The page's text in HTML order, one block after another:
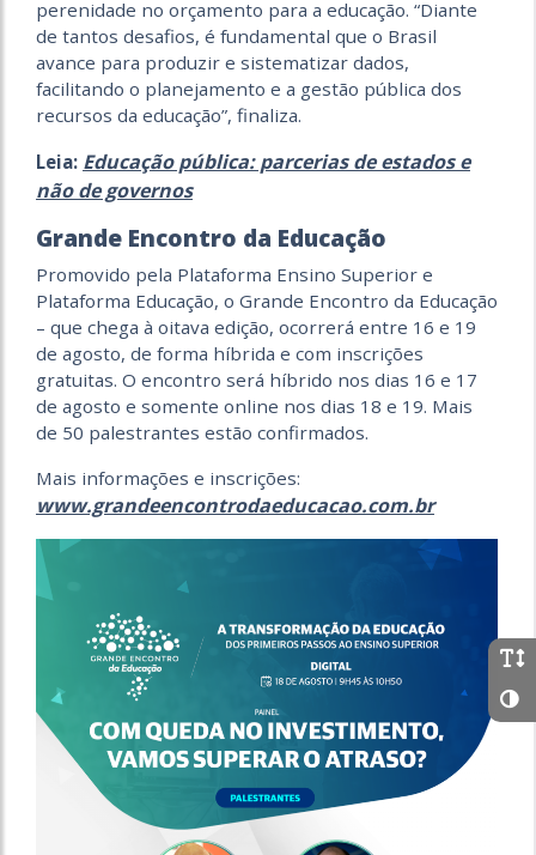
perenidade no orçamento para a educação. “Diante
de tantos desafios, é fundamental que o Brasil
avance para produzir e sistematizar dados,
facilitando o planejamento e a gestão pública dos
recursos da educação”, finaliza.
Leia: Educação pública: parcerias de estados e
não de governos
Grande Encontro da Educação
Promovido pela Plataforma Ensino Superior e
Plataforma Educação, o Grande Encontro da Educação
– que chega à oitava edição, ocorrerá entre 16 e 19
de agosto, de forma híbrida e com inscrições
gratuitas. O encontro será híbrido nos dias 16 e 17
de agosto e somente online nos dias 18 e 19. Mais
de 50 palestrantes estão confirmados.
Mais informações e inscrições:
www.grandeencontrodaeducacao.com.br